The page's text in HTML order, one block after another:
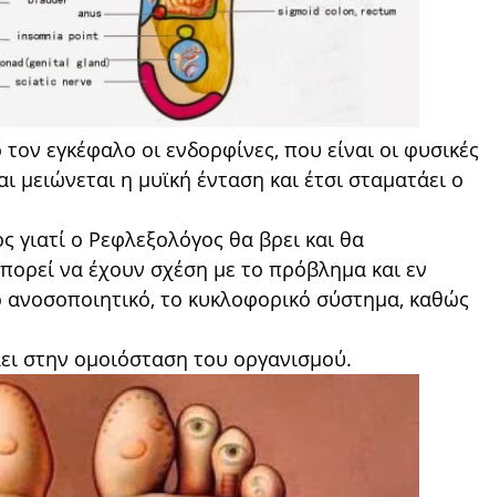
εγκέφαλο οι ενδορφίνες, που είναι οι φυσικές
μειώνεται η μυϊκή ένταση και έτσι σταματάει ο
γιατί ο Ρεφλεξολόγος θα βρει και θα
να έχουν σχέση με το πρόβλημα και εν
το κυκλοφορικό σύστημα, καθώς
στην ομοιόσταση του οργανισμού.